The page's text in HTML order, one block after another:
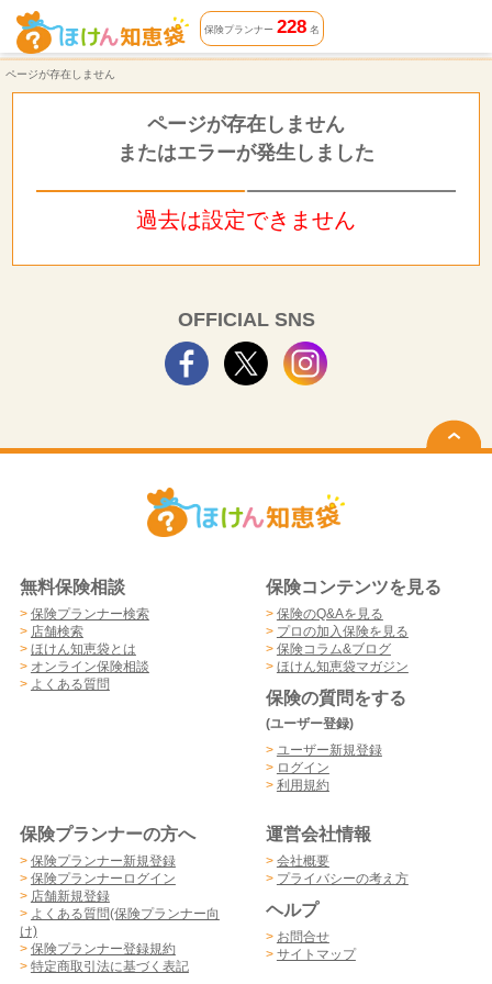
ページが存在しません | ほけん知恵袋
保険プランナー 228名
ページが存在しません
ページが存在しません
またはエラーが発生しました
過去は設定できません
OFFICIAL SNS
無料保険相談
> 保険プランナー検索
> 店舗検索
> ほけん知恵袋とは
> オンライン保険相談
> よくある質問
保険コンテンツを見る
> 保険のQ&Aを見る
> プロの加入保険を見る
> 保険コラム&ブログ
> ほけん知恵袋マガジン
保険の質問をする
(ユーザー登録)
> ユーザー新規登録
> ログイン
> 利用規約
保険プランナーの方へ
> 保険プランナー新規登録
> 保険プランナーログイン
> 店舗新規登録
> よくある質問(保険プランナー向
け)
> 保険プランナー登録規約
> 特定商取引法に基づく表記
運営会社情報
> 会社概要
> プライバシーの考え方
ヘルプ
> お問合せ
> サイトマップ